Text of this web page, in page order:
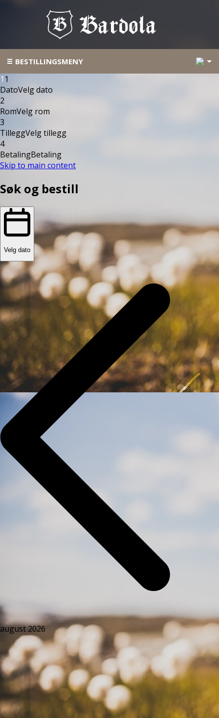
BESTILLINGSMENY
1 1
DatoVelg dato
2
RomVelg rom
3
TilleggVelg tillegg
4
BetalingBetaling
Skip to main content
Søk og bestill
Velg dato
august 2026